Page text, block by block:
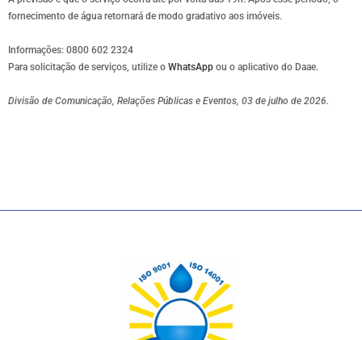
fornecimento de água retornará de modo gradativo aos imóveis.
Informações: 0800 602 2324
Para solicitação de serviços, utilize o WhatsApp ou o aplicativo do Daae.
Divisão de Comunicação, Relações Públicas e Eventos, 03 de julho de 2026.